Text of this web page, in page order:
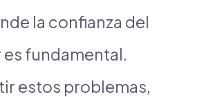
la confianza del
fundamental.
estos problemas,